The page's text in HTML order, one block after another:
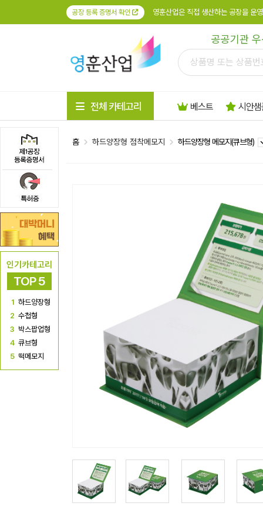
공장 등록 증명서 확인 영훈산업은 직접 생산하는 공장을 운
공공기관
인기카테고리
TOP 5
1 하드양장형
2 수첩형
3 박스팝업형
4 큐브형
5 떡메모지
전체 카테고리 베스트 시안
홈 하드양장형 점착메모지 하드양장형 메모지(큐브형)